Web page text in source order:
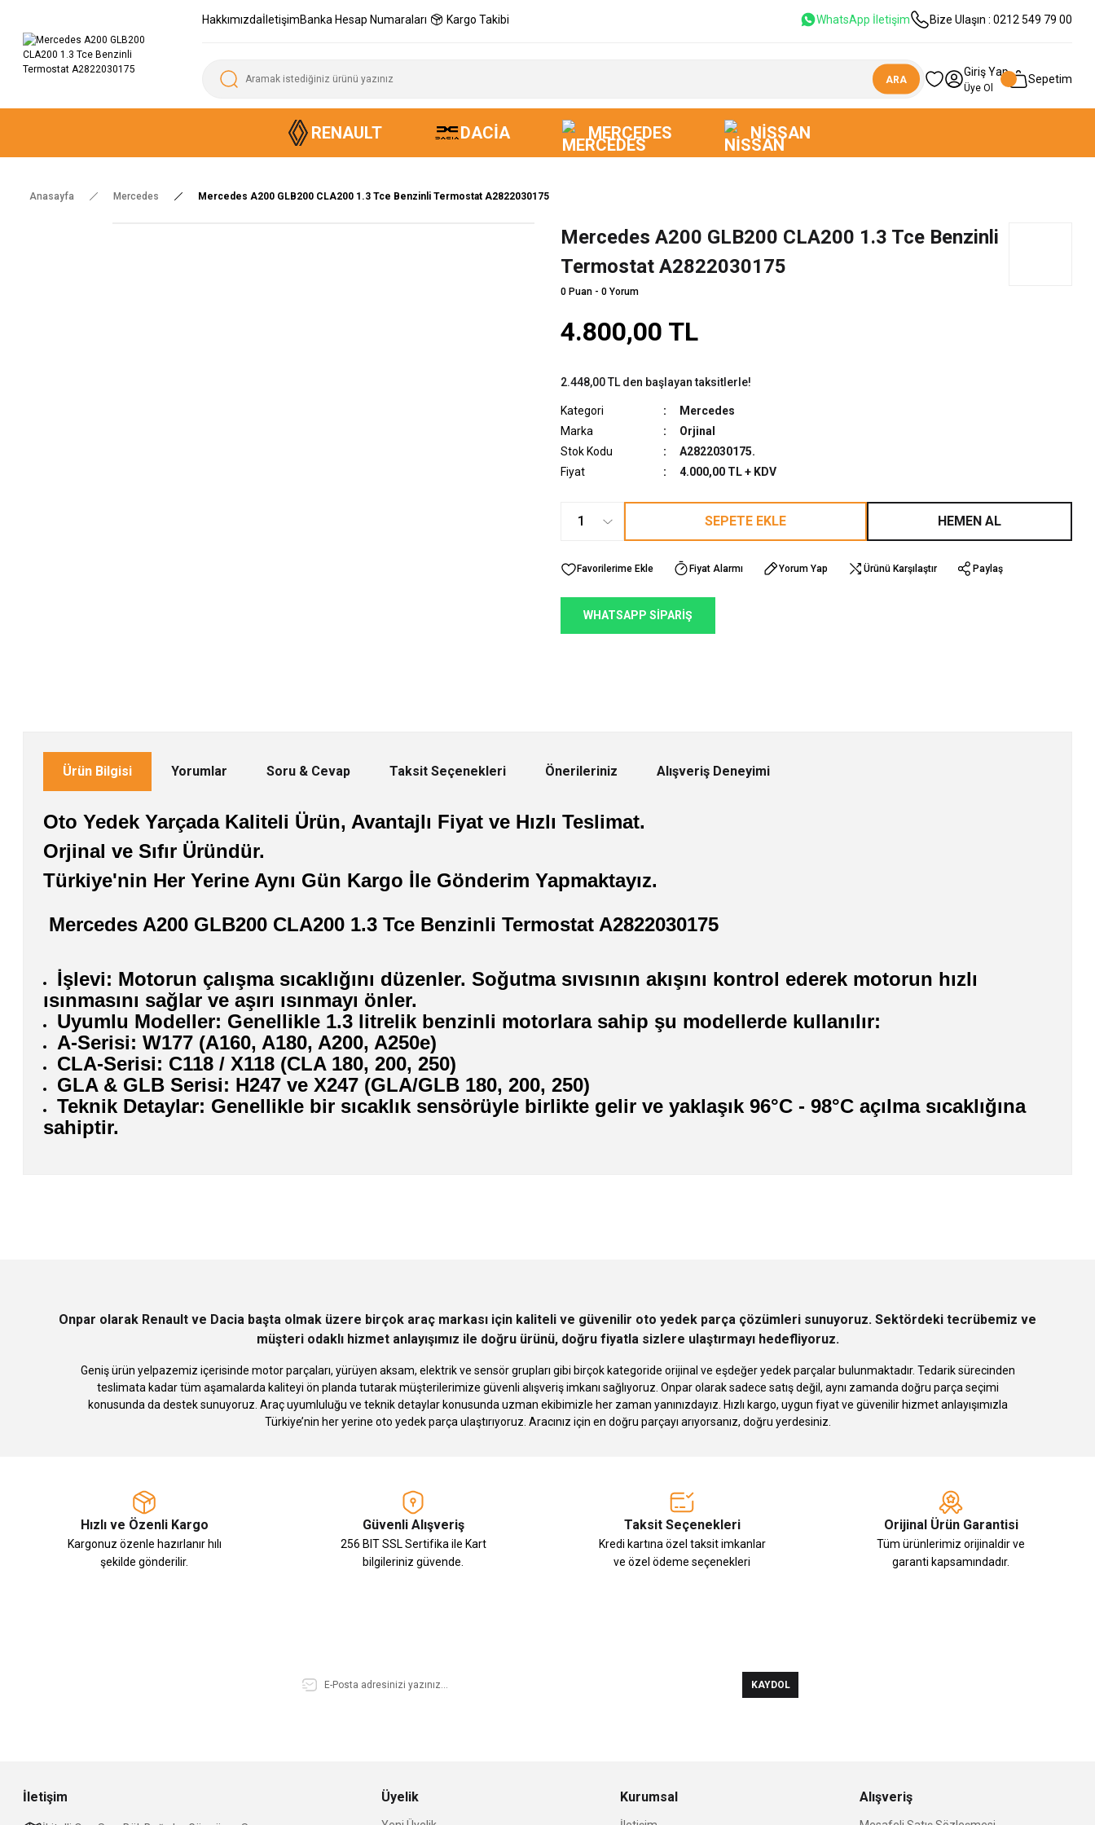
HakkımızdaİletişimBanka Hesap Numaraları Kargo Takibi WhatsApp İletişim Bize Ulaşın : 0212 549 79 00
ARA
Giriş Yap
Üye Ol
Sepetim
RENAULT DACIA MERCEDES NISSAN
Anasayfa Mercedes Mercedes A200 GLB200 CLA200 1.3 Tce Benzinli Termostat A2822030175
Mercedes A200 GLB200 CLA200 1.3 Tce Benzinli
Termostat A2822030175
0 Puan - 0 Yorum
4.800,00 TL
2.448,00 TL den başlayan taksitlerle!
Kategori
Mercedes
Marka
Orjinal
Stok Kodu
A2822030175.
Fiyat
4.000,00 TL + KDV
SEPETE EKLE HEMEN AL
Fiyat Alarmı Yorum Yap Ürünü Karşılaştır Paylaş
WHATSAPP SİPARİŞ
Ürün Bilgisi Yorumlar Soru & Cevap Taksit Seçenekleri Önerileriniz Alışveriş Deneyimi
Oto Yedek Yarçada Kaliteli Ürün, Avantajlı Fiyat ve Hızlı Teslimat.
Orjinal ve Sıfır Üründür.
Türkiye'nin Her Yerine Aynı Gün Kargo İle Gönderim Yapmaktayız.
Mercedes A200 GLB200 CLA200 1.3 Tce Benzinli Termostat A2822030175
İşlevi: Motorun çalışma sıcaklığını düzenler. Soğutma sıvısının akışını kontrol ederek motorun hızlı
ısınmasını sağlar ve aşırı ısınmayı önler.
Uyumlu Modeller: Genellikle 1.3 litrelik benzinli motorlara sahip şu modellerde kullanılır:
A-Serisi: W177 (A160, A180, A200, A250e)
CLA-Serisi: C118 / X118 (CLA 180, 200, 250)
GLA & GLB Serisi: H247 ve X247 (GLA/GLB 180, 200, 250)
Teknik Detaylar: Genellikle bir sıcaklık sensörüyle birlikte gelir ve yaklaşık 96°C - 98°C açılma sıcaklığına
sahiptir.
Gönder
Onpar olarak Renault ve Dacia başta olmak üzere birçok araç markası için kaliteli ve güvenilir oto yedek parça çözümleri sunuyoruz. Sektördeki tecrübemiz ve
müşteri odaklı hizmet anlayışımız ile doğru ürünü, doğru fiyatla sizlere ulaştırmayı hedefliyoruz.
Geniş ürün yelpazemiz içerisinde motor parçaları, yürüyen aksam, elektrik ve sensör grupları gibi birçok kategoride orijinal ve eşdeğer yedek parçalar bulunmaktadır. Tedarik sürecinden
teslimata kadar tüm aşamalarda kaliteyi ön planda tutarak müşterilerimize güvenli alışveriş imkanı sağlıyoruz. Onpar olarak sadece satış değil, aynı zamanda doğru parça seçimi
konusunda da destek sunuyoruz. Araç uyumluluğu ve teknik detaylar konusunda uzman ekibimizle her zaman yanınızdayız. Hızlı kargo, uygun fiyat ve güvenilir hizmet anlayışımızla
Türkiye’nin her yerine oto yedek parça ulaştırıyoruz. Aracınız için en doğru parçayı arıyorsanız, doğru yerdesiniz.
Hızlı ve Özenli Kargo
Kargonuz özenle hazırlanır hılı
şekilde gönderilir.
Güvenli Alışveriş
256 BIT SSL Sertifika ile Kart
bilgileriniz güvende.
Taksit Seçenekleri
Kredi kartına özel taksit imkanlar
ve özel ödeme seçenekleri
Orijinal Ürün Garantisi
Tüm ürünlerimiz orijinaldir ve
garanti kapsamındadır.
KAYDOL
İletişim Üyelik Kurumsal Alışveriş